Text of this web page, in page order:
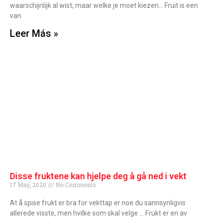
waarschijnlijk al wist, maar welke je moet kiezen… Fruit is een
van
Leer Más »
Disse fruktene kan hjelpe deg å gå ned i vekt
17 May, 2020 No Comments
At å spise frukt er bra for vekttap er noe du sannsynligvis
allerede visste, men hvilke som skal velge … Frukt er en av